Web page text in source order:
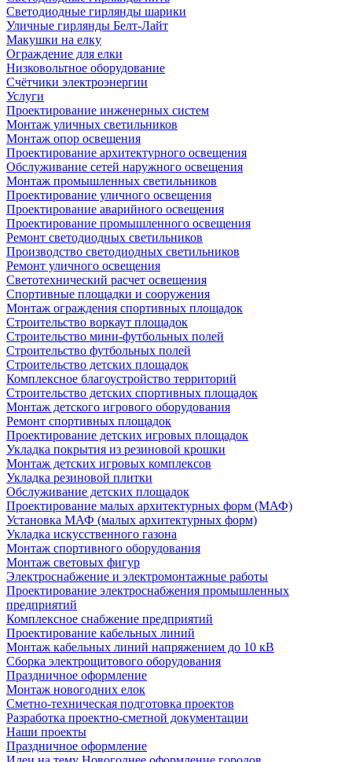
Светодиодные гирлянды шарики
Уличные гирлянды Белт-Лайт
Макушки на елку
Ограждение для елки
Низковольтное оборудование
Счётчики электроэнергии
Услуги
Проектирование инженерных систем
Монтаж уличных светильников
Монтаж опор освещения
Проектирование архитектурного освещения
Обслуживание сетей наружного освещения
Монтаж промышленных светильников
Проектирование уличного освещения
Проектирование аварийного освещения
Проектирование промышленного освещения
Ремонт светодиодных светильников
Производство светодиодных светильников
Ремонт уличного освещения
Светотехнический расчет освещения
Спортивные площадки и сооружения
Монтаж ограждения спортивных площадок
Строительство воркаут площадок
Строительство мини-футбольных полей
Строительство футбольных полей
Строительство детских площадок
Комплексное благоустройство территорий
Строительство детских спортивных площадок
Монтаж детского игрового оборудования
Ремонт спортивных площадок
Проектирование детских игровых площадок
Укладка покрытия из резиновой крошки
Монтаж детских игровых комплексов
Укладка резиновой плитки
Обслуживание детских площадок
Проектирование малых архитектурных форм (МАФ)
Установка МАФ (малых архитектурных форм)
Укладка искусственного газона
Монтаж спортивного оборудования
Монтаж световых фигур
Электроснабжение и электромонтажные работы
Проектирование электроснабжения промышленных
предприятий
Комплексное снабжение предприятий
Проектирование кабельных линий
Монтаж кабельных линий напряжением до 10 кВ
Сборка электрощитового оборудования
Праздничное оформление
Монтаж новогодних елок
Сметно-техническая подготовка проектов
Разработка проектно-сметной документации
Наши проекты
Праздничное оформление